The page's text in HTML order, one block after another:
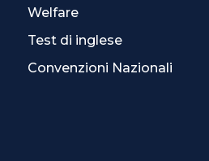
Welfare
Test di inglese
Convenzioni Nazionali